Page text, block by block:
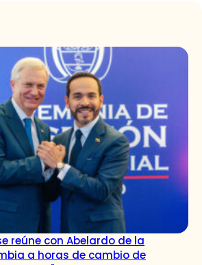
reúne con Abelardo de la
a horas de cambio de